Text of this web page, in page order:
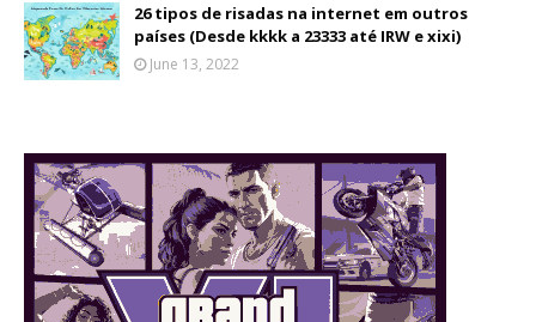
26 tipos de risadas na internet em outros
países (Desde kkkk a 23333 até IRW e xixi)
June 13, 2022